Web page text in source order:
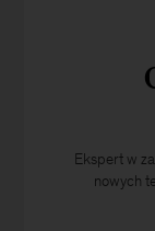
Ekspert w
nowych